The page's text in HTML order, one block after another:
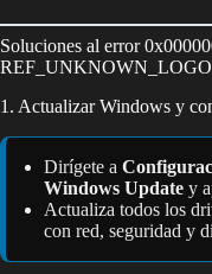
Soluciones al error
1. Actualizar Windows y
Dirígete a
Windows Update y
Actualiza todos los
con red, seguridad y